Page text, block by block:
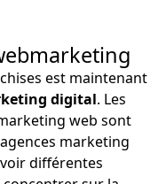
est maintenant
digital. Les
web sont
marketing
différentes